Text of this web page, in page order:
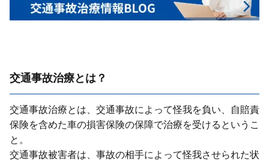
交通事故治療とは？
交通事故治療とは、交通事故によって怪我を負い、⾃賠責
保険を含めた⾞の損害保険の保障で治療を受けるというこ
と。
交通事故被害者は、事故の相⼿によって怪我させられた状